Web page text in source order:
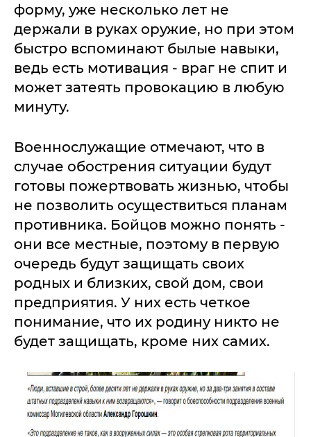
форму, уже несколько лет не
держали в руках оружие, но при этом
быстро вспоминают былые навыки,
ведь есть мотивация - враг не спит и
может затеять провокацию в любую
минуту.
Военнослужащие отмечают, что в
случае обострения ситуации будут
готовы пожертвовать жизнью, чтобы
не позволить осуществиться планам
противника. Бойцов можно понять -
они все местные, поэтому в первую
очередь будут защищать своих
родных и близких, свой дом, свои
предприятия. У них есть четкое
понимание, что их родину никто не
будет защищать, кроме них самих.